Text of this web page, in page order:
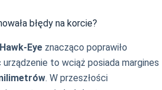
błędy na korcie?
Hawk-Eye znacząco poprawiło
to wciąż posiada margines
. W przeszłości